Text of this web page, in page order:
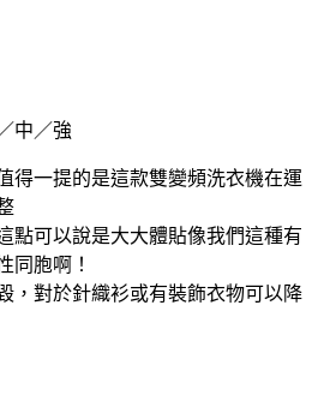
中／強
得一提的是這款雙變頻洗衣機在運
點可以說是大大體貼像我們這種有
同胞啊！
，對於針織衫或有裝飾衣物可以降